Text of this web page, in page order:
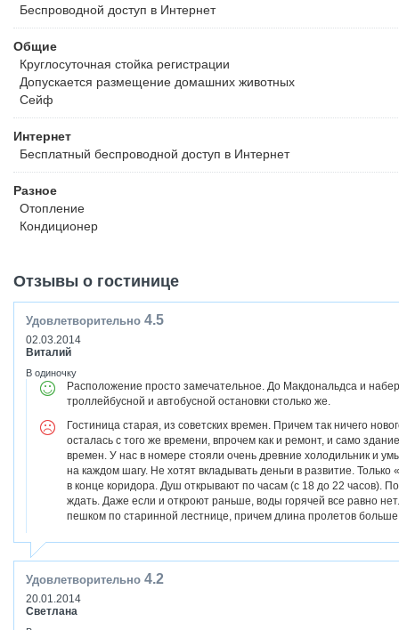
Беспроводной доступ в Интернет
Общие
Круглосуточная стойка регистрации
Допускается размещение домашних животных
Сейф
Интернет
Бесплатный беспроводной доступ в Интернет
Разное
Отопление
Кондиционер
Отзывы о гостинице
Удовлетворительно 4.5
02.03.2014
Виталий
В одиночку
Расположение просто замечательное. До Макдональдса и
троллейбусной и автобусной остановки столько же.
Гостиница старая, из советских времен. Причем так ничего
осталась с того же времени, впрочем как и ремонт, и само
времен. У нас в номере стояли очень древние холодильник и
на каждом шагу. Не хотят вкладывать деньги в развитие.
в конце коридора. Душ открывают по часам (с 18 до 22 часов).
ждать. Даже если и откроют раньше, воды горячей все равно
пешком по старинной лестнице, причем длина пролетов
Удовлетворительно 4.2
20.01.2014
Светлана